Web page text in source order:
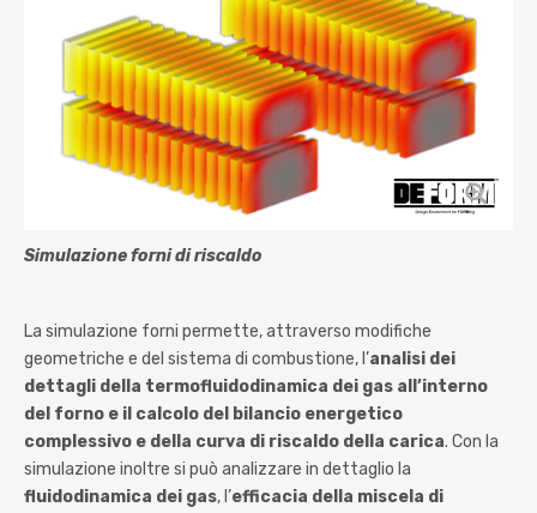
Simulazione forni di riscaldo
La simulazione forni permette, attraverso modifiche
geometriche e del sistema di combustione, l’analisi dei
dettagli della termofluidodinamica dei gas all’interno
del forno e il calcolo del bilancio energetico
complessivo e della curva di riscaldo della carica. Con la
simulazione inoltre si può analizzare in dettaglio la
fluidodinamica dei gas, l’efficacia della miscela di